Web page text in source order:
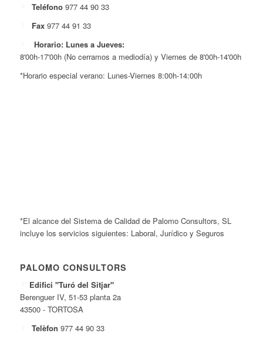
Teléfono 977 44 90 33
Fax 977 44 91 33
Horario: Lunes a Jueves:
8'00h-17'00h (No cerramos a mediodía) y Viernes de 8'00h-14'00h
*Horario especial verano: Lunes-Viernes 8:00h-14:00h
*El alcance del Sistema de Calidad de Palomo Consultors, SL
incluye los servicios siguientes: Laboral, Jurídico y Seguros
PALOMO CONSULTORS
Edifici "Turó del Sitjar"
Berenguer IV, 51-53 planta 2a
43500 - TORTOSA
Telèfon 977 44 90 33